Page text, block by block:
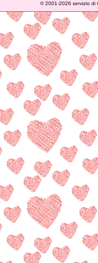
©2001-2026 servizio di